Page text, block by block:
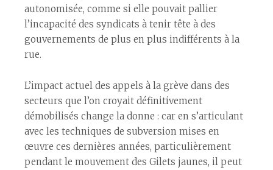
autonomisée, comme si elle pouvait pallier
l’incapacité des syndicats à tenir tête à des
gouvernements de plus en plus indifférents à la
rue.
L’impact actuel des appels à la grève dans des
secteurs que l’on croyait définitivement
démobilisés change la donne : car en s’articulant
avec les techniques de subversion mises en
œuvre ces dernières années, particulièrement
pendant le mouvement des Gilets jaunes, il peut